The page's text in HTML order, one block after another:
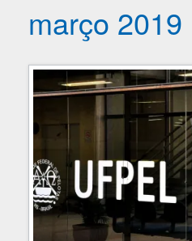
março 2019